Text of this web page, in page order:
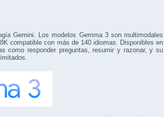
Gemini. Los modelos Gemma 3 son multimodales
compatible con más de 140 idiomas. Disponibles en
como responder preguntas, resumir y razonar, y su